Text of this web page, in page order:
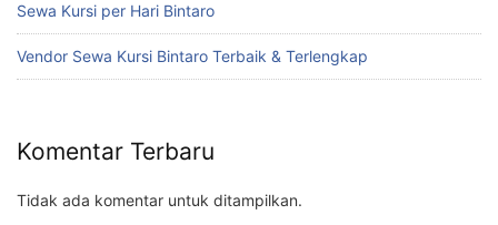
Sewa Kursi per Hari Bintaro
Vendor Sewa Kursi Bintaro Terbaik & Terlengkap
Komentar Terbaru
Tidak ada komentar untuk ditampilkan.